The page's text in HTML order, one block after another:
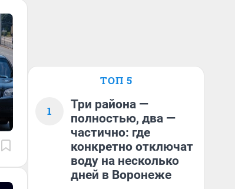
ТОП 5
1
Три района —
полностью, два —
частично: где
конкретно отключат
воду на несколько
дней в Воронеже